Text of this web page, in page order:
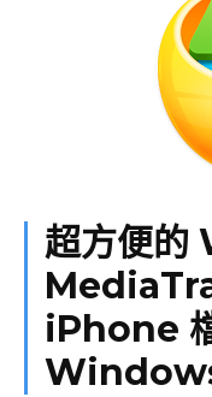
超方便的
iPhone
Windows